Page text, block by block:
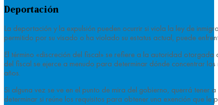
Deportación
La deportación y la expulsión pueden ocurrir si viola la ley de
permitido por su visado o ha violado su estatus actual, puede
El término «discreción del fiscal» se refiere a la autoridad
del fiscal se ejerce a menudo para determinar dónde concentrar
años.
Si alguna vez se ve en el punto de mira del gobierno, querrá tener
determinar si reúne los requisitos para obtener una exención que le